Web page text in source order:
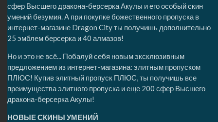
сфер Высшего дракона-берсерка Акулы и его особый скин
умений безумия. А при покупке божественного пропуска в
интернет-магазине Dragon City ты получишь дополнительно
25 эмблем берсерка и 40 алмазов!
Но и это не всё... Побалуй себя новым эксклюзивным
предложением из интернет-магазина: элитным пропуском
ПЛЮС! Купив элитный пропуск ПЛЮС, ты получишь все
преимущества элитного пропуска и еще 200 сфер Высшего
дракона-берсерка Акулы!
НОВЫЕ СКИНЫ УМЕНИЙ